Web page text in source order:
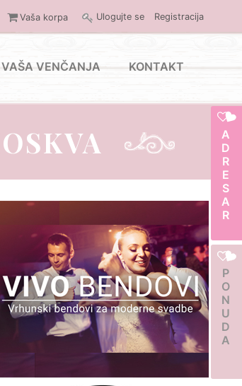
Vaša korpa Ulogujte se Registracija
VAŠA VENČANJA KONTAKT
ADRESAR
PONUDA